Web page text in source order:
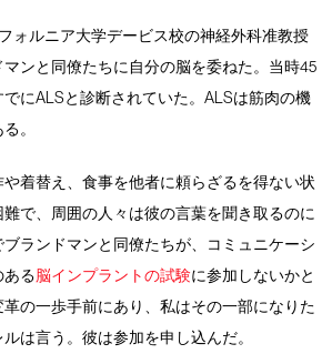
ォルニア大学デービス校の神経外科准教授
ンと同僚たちに自分の脳を委ねた。当時45
にALSと診断されていた。ALSは筋肉の機
。
着替え、食事を他者に頼らざるを得ない状
で、周囲の人々は彼の言葉を聞き取るのに
ランドマンと同僚たちが、コミュニケーシ
ある脳インプラントの試験に参加しないかと
の一歩手前にあり、私はその一部になりた
は言う。彼は参加を申し込んだ。